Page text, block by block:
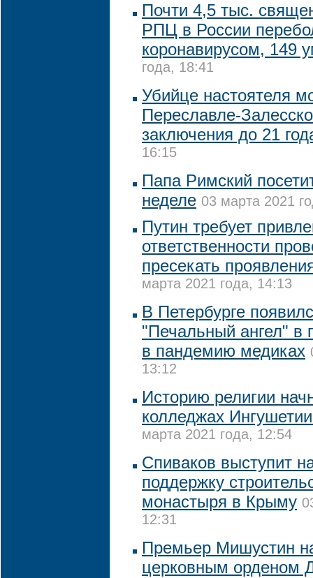
Почти 4,5 тыс.
РПЦ в России
коронавирусом, 149
года, 18:41
Убийце настоятеля
Переславле-
заключения до 21
16:15
Папа Римский
неделе 03 марта 2021
Путин требует
ответственности
пресекать
марта 2021 года, 14:13
В Петербурге
"Печальный ангел" в
в пандемию медиках
13:12
Историю религии
колледжах
марта 2021 года, 12:54
Спиваков выступит
поддержку
монастыря в Крыму
12:31
Премьер Мишустин
церковным орденом